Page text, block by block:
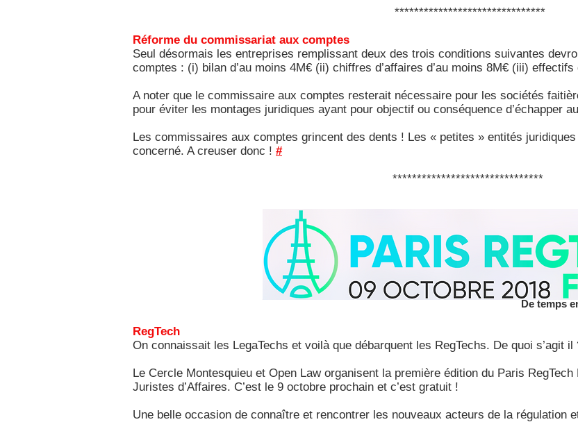
*******************************
Réforme du commissariat aux comptes
Seul désormais les entreprises remplissant deux des trois conditions suivantes
comptes : (i) bilan d’au moins 4M€ (ii) chiffres d’affaires d’au moins 8M€ (iii) effectifs
A noter que le commissaire aux comptes resterait nécessaire pour les sociétés
pour éviter les montages juridiques ayant pour objectif ou conséquence d’échapper
Les commissaires aux comptes grincent des dents ! Les « petites » entités
concerné. A creuser donc ! #
*******************************
De temps
RegTech
On connaissait les LegaTechs et voilà que débarquent les RegTechs. De quoi s’agit il
Le Cercle Montesquieu et Open Law organisent la première édition du Paris
Juristes d’Affaires. C’est le 9 octobre prochain et c’est gratuit !
Une belle occasion de connaître et rencontrer les nouveaux acteurs de la régulation